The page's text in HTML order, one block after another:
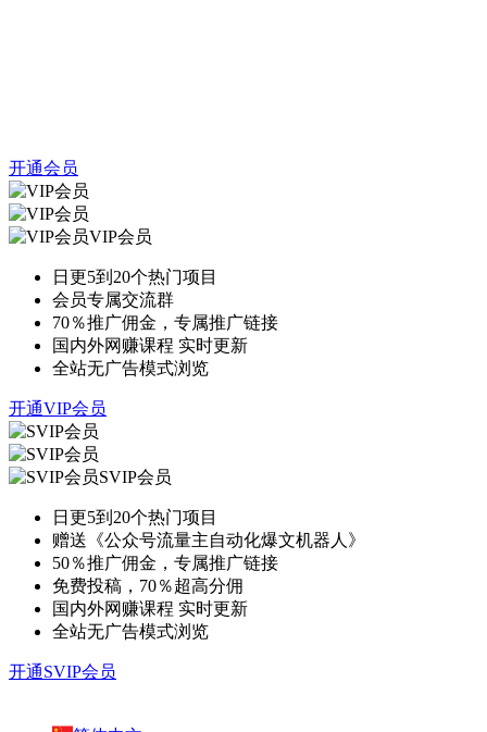
开通会员
VIP会员
日更5到20个热门项目
会员专属交流群
70％推广佣金，专属推广链接
国内外网赚课程 实时更新
全站无广告模式浏览
开通VIP会员
SVIP会员
日更5到20个热门项目
赠送《公众号流量主自动化爆文机器人》
50％推广佣金，专属推广链接
免费投稿，70％超高分佣
国内外网赚课程 实时更新
全站无广告模式浏览
开通SVIP会员